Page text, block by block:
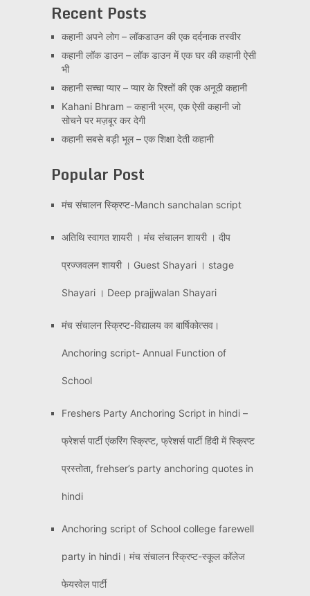
Recent Posts
कहानी अपने लोग – लॉकडाउन की एक दर्दनाक तस्वीर
कहानी लॉक डाउन – लॉक डाउन में एक घर की कहानी ऐसी
भी
कहानी सच्चा प्यार – प्यार के रिश्तों की एक अनूठी कहानी
Kahani Bhram – कहानी भ्रम, एक ऐसी कहानी जो
सोचने पर मज़बूर कर देगी
कहानी सबसे बड़ी भूल – एक शिक्षा देती कहानी
Popular Post
मंच संचालन स्क्रिप्ट-Manch sanchalan script
अतिथि स्वागत शायरी । मंच संचालन शायरी । दीप
प्रज्जवलन शायरी । Guest Shayari । stage
Shayari । Deep prajjwalan Shayari
मंच संचालन स्क्रिप्ट-विद्यालय का बार्षिकोत्सव।
Anchoring script- Annual Function of
School
Freshers Party Anchoring Script in hindi –
फ्रेशर्स पार्टी एंकरिंग स्क्रिप्ट, फ्रेशर्स पार्टी हिंदी में स्क्रिप्ट
प्रस्तोता, frehser’s party anchoring quotes in
hindi
Anchoring script of School college farewell
party in hindi। मंच संचालन स्क्रिप्ट-स्कूल कॉलेज
फेयरवेल पार्टी